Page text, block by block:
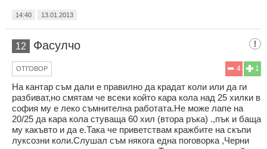
14:40 13.01.2013
12 Фасулчо
1
4
ОТГОВОР
На кантар съм дали е правилно да крадат коли или да ги
разбиват,но смятам че всеки който кара кола над 25 хилки в
софия му е леко съмнителна работата.Не може лапе на
20/25 да кара кола стуваща 60 хил (втора ръка) .,пък и баща
му какъвто и да е.Така че приветствам кражбите на скъпи
луксозни коли.Слушал съм някога една поговорка ,Черни